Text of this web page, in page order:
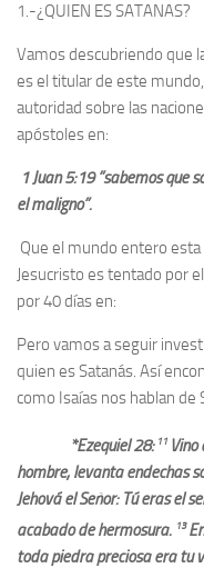
1.-¿QUIEN ES SATANAS?
Vamos descubriendo que
es el titular de este
autoridad sobre las
apóstoles en:
1 Juan 5:19 ”sabemos que
el maligno”.
Que el mundo entero
Jesucristo es tentado por
por 40 días en:
Pero vamos a seguir
quien es Satanás. Así
como Isaías nos hablan de
*Ezequiel 28: 11
hombre, levanta endechas
Jehová el Señor: Tú eras el
acabado de hermosura. 13
toda piedra preciosa era tu